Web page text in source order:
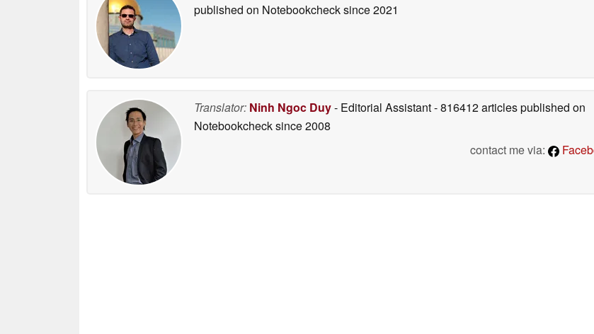
published on Notebookchecksince 2021
Translator: Ninh Ngoc Duy- Editorial Assistant- 816412 articles published on
Notebookchecksince 2008
contact me via: